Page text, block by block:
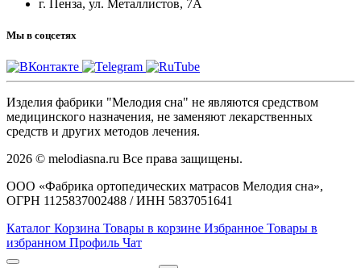
г. Пенза, ул. Металлистов, 7А
Мы в соцсетях
Изделия фабрики "Мелодия сна" не являются средством
медицинского назначения, не заменяют лекарственных
средств и других методов лечения.
2026 © melodiasna.ru Все права защищены.
ООО «Фабрика ортопедических матрасов Мелодия сна»,
ОГРН 1125837002488 / ИНН 5837051641
Каталог Корзина Товары в корзине Избранное Товары в
избранном Профиль Чат